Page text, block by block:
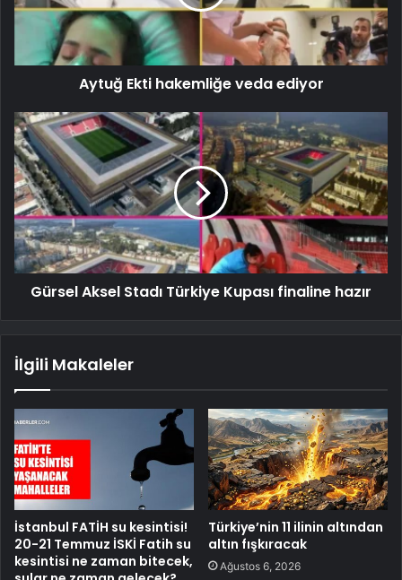
Aytuğ Ekti hakemliğe veda ediyor
Gürsel Aksel Stadı Türkiye Kupası finaline hazır
İlgili Makaleler
İstanbul FATİH su kesintisi!
20-21 Temmuz İSKİ Fatih su
kesintisi ne zaman bitecek,
Türkiye’nin 11 ilinin altından
altın fışkıracak
Ağustos 6, 2026